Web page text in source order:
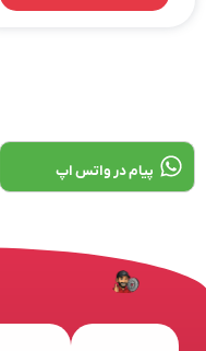
پیام در واتس اپ